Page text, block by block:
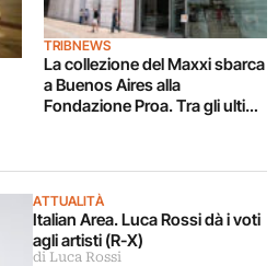
TRIBNEWS
La collezione del Maxxi sbarca
a Buenos Aires alla
Fondazione Proa. Tra gli ultimi
mostre tra Nord e Sud
America
ATTUALITÀ
Italian Area. Luca Rossi dà i voti
agli artisti (R-X)
di Luca Rossi